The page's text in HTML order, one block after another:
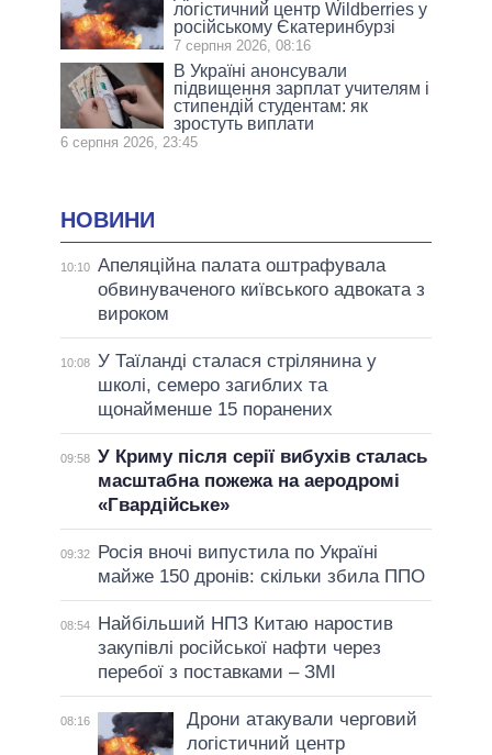
логістичний центр Wildberries у
російському Єкатеринбурзі
7 серпня 2026, 08:16
В Україні анонсували
підвищення зарплат учителям і
стипендій студентам: як
зростуть виплати
6 серпня 2026, 23:45
НОВИНИ
10:10 Апеляційна палата оштрафувала
обвинуваченого київського адвоката з
вироком
10:08 У Таїланді сталася стрілянина у
школі, семеро загиблих та
щонайменше 15 поранених
09:58 У Криму після серії вибухів сталась
масштабна пожежа на аеродромі
«Гвардійське»
09:32
Росія вночі випустила по Україні
майже 150 дронів: скільки збила ППО
08:54
Найбільший НПЗ Китаю наростив
закупівлі російської нафти через
перебої з поставками – ЗМІ
08:16
Дрони атакували черговий
логістичний центр